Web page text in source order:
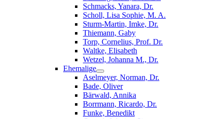
Schmacks, Yanara, Dr.
Scholl, Lisa Sophie, M. A.
Sturm-Martin, Imke, Dr.
Thiemann, Gaby
Torp, Cornelius, Prof. Dr.
Waltke, Elisabeth
Wetzel, Johanna M., Dr.
Ehemalige
Aselmeyer, Norman, Dr.
Bade, Oliver
Bärwald, Annika
Borrmann, Ricardo, Dr.
Funke, Benedikt